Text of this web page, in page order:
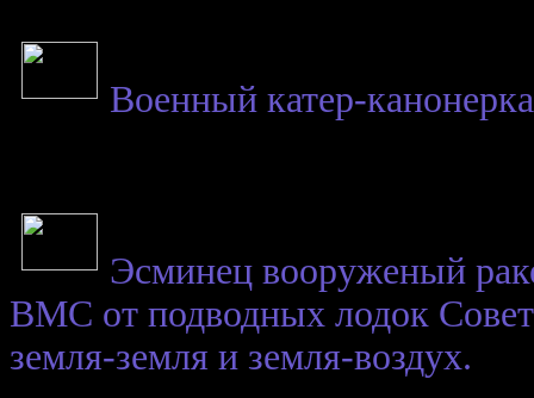
Военный катер-
Эсминец вооруженый
ВМС от подводных лодок
земля-земля и земля-воздух.